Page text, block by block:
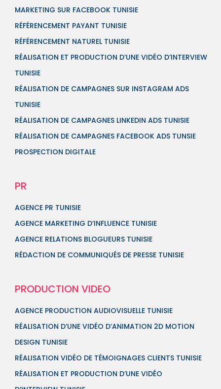
MARKETING SUR FACEBOOK TUNISIE
RÉFÉRENCEMENT PAYANT TUNISIE
RÉFÉRENCEMENT NATUREL TUNISIE
RÉALISATION ET PRODUCTION D’UNE VIDÉO D’INTERVIEW
TUNISIE
RÉALISATION DE CAMPAGNES SUR INSTAGRAM ADS
TUNISIE
RÉALISATION DE CAMPAGNES LINKEDIN ADS TUNISIE
RÉALISATION DE CAMPAGNES FACEBOOK ADS TUNSIE
PROSPECTION DIGITALE
PR
AGENCE PR TUNISIE
AGENCE MARKETING D’INFLUENCE TUNISIE
AGENCE RELATIONS BLOGUEURS TUNISIE
RÉDACTION DE COMMUNIQUÉS DE PRESSE TUNISIE
PRODUCTION VIDEO
AGENCE PRODUCTION AUDIOVISUELLE TUNISIE
RÉALISATION D’UNE VIDÉO D’ANIMATION 2D MOTION
DESIGN TUNISIE
RÉALISATION VIDÉO DE TÉMOIGNAGES CLIENTS TUNISIE
RÉALISATION ET PRODUCTION D’UNE VIDÉO